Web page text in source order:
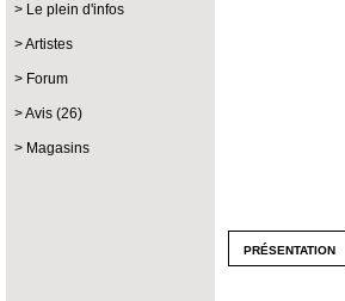
Le plein d'infos
Artistes
Forum
Avis (26)
Magasins
présentation